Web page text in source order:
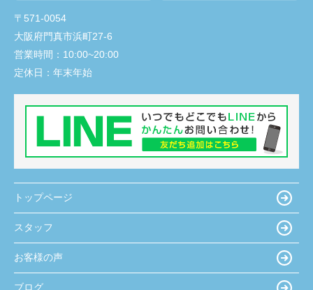
〒571-0054
大阪府門真市浜町27-6
営業時間： 10:00~20:00
定休日： 年末年始
トップページ
スタッフ
お客様の声
ブログ